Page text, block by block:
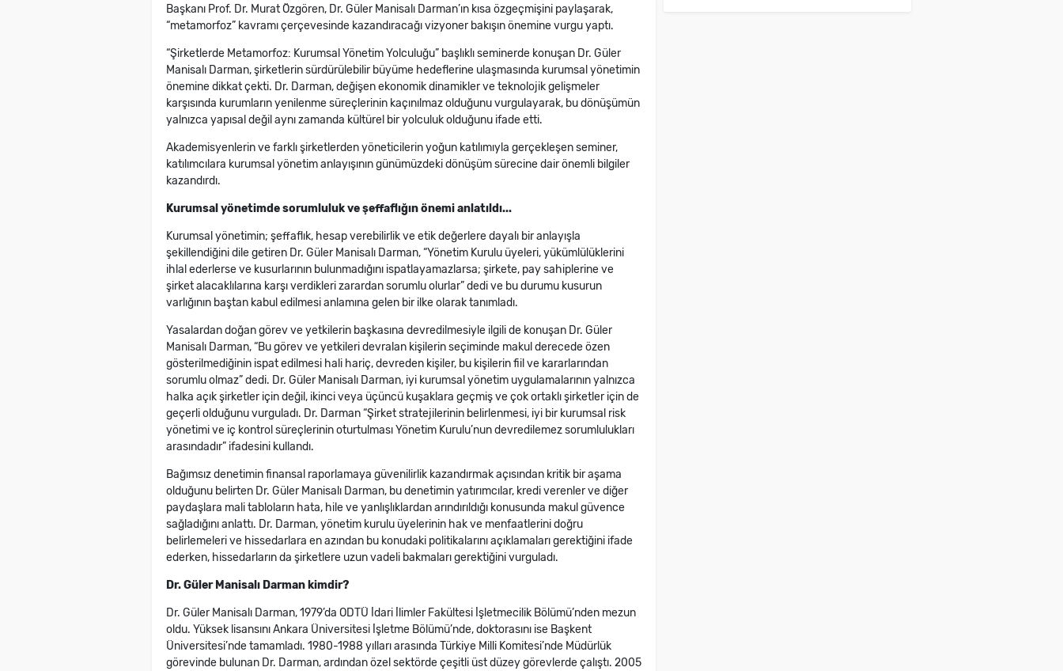
Başkanı Prof. Dr. Murat Özgören, Dr. Güler Manisalı Darman’ın kısa özgeçmişini paylaşarak,
“metamorfoz” kavramı çerçevesinde kazandıracağı vizyoner bakışın önemine vurgu yaptı.
“Şirketlerde Metamorfoz: Kurumsal Yönetim Yolculuğu” başlıklı seminerde konuşan Dr. Güler
Manisalı Darman, şirketlerin sürdürülebilir büyüme hedeflerine ulaşmasında kurumsal yönetimin
önemine dikkat çekti. Dr. Darman, değişen ekonomik dinamikler ve teknolojik gelişmeler
karşısında kurumların yenilenme süreçlerinin kaçınılmaz olduğunu vurgulayarak, bu dönüşümün
yalnızca yapısal değil aynı zamanda kültürel bir yolculuk olduğunu ifade etti.
Akademisyenlerin ve farklı şirketlerden yöneticilerin yoğun katılımıyla gerçekleşen seminer,
katılımcılara kurumsal yönetim anlayışının günümüzdeki dönüşüm sürecine dair önemli bilgiler
kazandırdı.
Kurumsal yönetimde sorumluluk ve şeffaflığın önemi anlatıldı...
Kurumsal yönetimin; şeffaflık, hesap verebilirlik ve etik değerlere dayalı bir anlayışla
şekillendiğini dile getiren Dr. Güler Manisalı Darman, “Yönetim Kurulu üyeleri, yükümlülüklerini
ihlal ederlerse ve kusurlarının bulunmadığını ispatlayamazlarsa; şirkete, pay sahiplerine ve
şirket alacaklılarına karşı verdikleri zarardan sorumlu olurlar” dedi ve bu durumu kusurun
varlığının baştan kabul edilmesi anlamına gelen bir ilke olarak tanımladı.
Yasalardan doğan görev ve yetkilerin başkasına devredilmesiyle ilgili de konuşan Dr. Güler
Manisalı Darman, “Bu görev ve yetkileri devralan kişilerin seçiminde makul derecede özen
gösterilmediğinin ispat edilmesi hali hariç, devreden kişiler, bu kişilerin fiil ve kararlarından
sorumlu olmaz” dedi. Dr. Güler Manisalı Darman, iyi kurumsal yönetim uygulamalarının yalnızca
halka açık şirketler için değil, ikinci veya üçüncü kuşaklara geçmiş ve çok ortaklı şirketler için de
geçerli olduğunu vurguladı. Dr. Darman “Şirket stratejilerinin belirlenmesi, iyi bir kurumsal risk
yönetimi ve iç kontrol süreçlerinin oturtulması Yönetim Kurulu’nun devredilemez sorumlulukları
arasındadır” ifadesini kullandı.
Bağımsız denetimin finansal raporlamaya güvenilirlik kazandırmak açısından kritik bir aşama
olduğunu belirten Dr. Güler Manisalı Darman, bu denetimin yatırımcılar, kredi verenler ve diğer
paydaşlara mali tabloların hata, hile ve yanlışlıklardan arındırıldığı konusunda makul güvence
sağladığını anlattı. Dr. Darman, yönetim kurulu üyelerinin hak ve menfaatlerini doğru
belirlemeleri ve hissedarlara en azından bu konudaki politikalarını açıklamaları gerektiğini ifade
ederken, hissedarların da şirketlere uzun vadeli bakmaları gerektiğini vurguladı.
Dr. Güler Manisalı Darman kimdir?
Dr. Güler Manisalı Darman, 1979’da ODTÜ İdari İlimler Fakültesi İşletmecilik Bölümü’nden mezun
oldu. Yüksek lisansını Ankara Üniversitesi İşletme Bölümü’nde, doktorasını ise Başkent
Üniversitesi’nde tamamladı. 1980-1988 yılları arasında Türkiye Milli Komitesi’nde Müdürlük
görevinde bulunan Dr. Darman, ardından özel sektörde çeşitli üst düzey görevlerde çalıştı. 2005